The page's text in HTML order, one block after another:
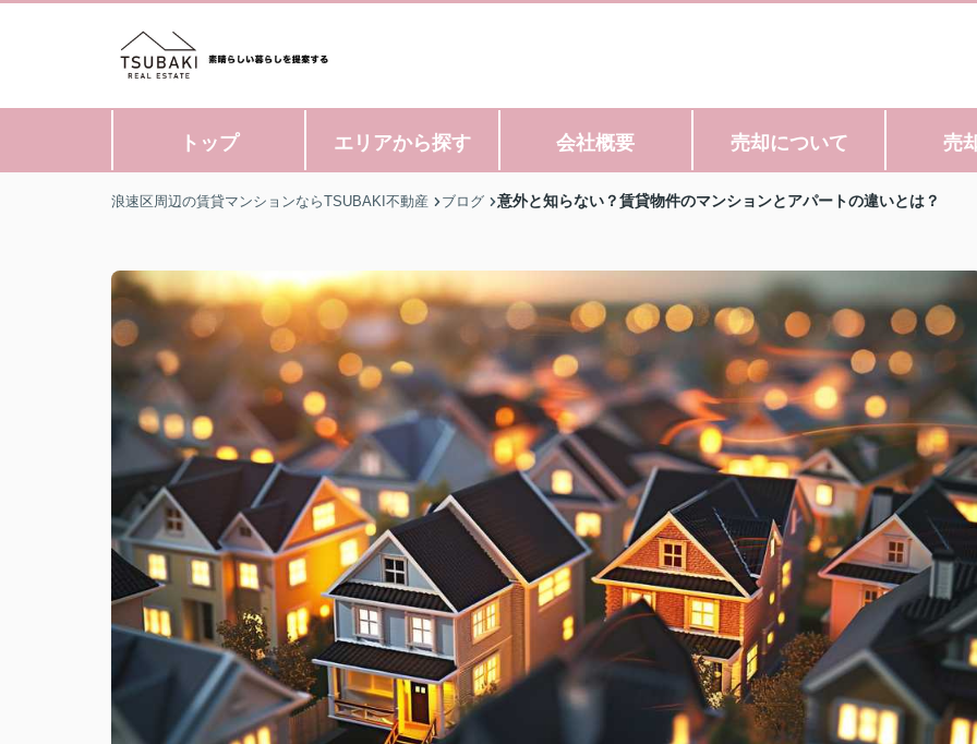
トップ エリアから探す 会社概要 売却について 売
浪速区周辺の賃貸マンションならTSUBAKI不動産 ブログ 意外と知らない？賃貸物件のマンションとアパートの違いとは？